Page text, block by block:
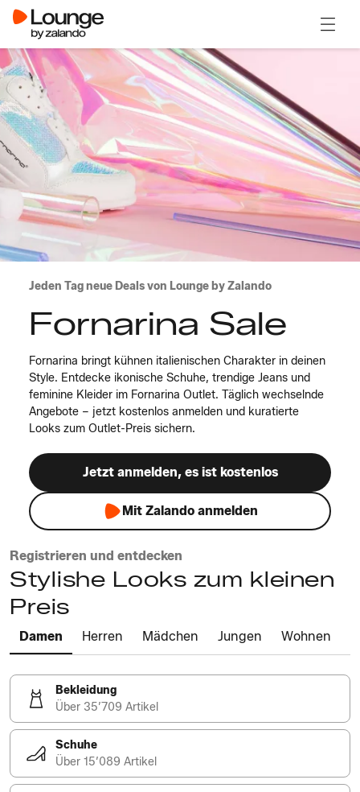
Jeden Tag neue Deals von Lounge by Zalando
Fornarina Sale
Fornarina bringt kühnen italienischen Charakter in deinen
Style. Entdecke ikonische Schuhe, trendige Jeans und
feminine Kleider im Fornarina Outlet. Täglich wechselnde
Angebote – jetzt kostenlos anmelden und kuratierte
Looks zum Outlet-Preis sichern.
Jetzt anmelden, es ist kostenlos
Mit Zalando anmelden
Registrieren und entdecken
Stylishe Looks zum kleinen
Preis
Damen Herren Mädchen Jungen Wohnen
Bekleidung
Über 35’709 Artikel
Schuhe
Über 15’089 Artikel